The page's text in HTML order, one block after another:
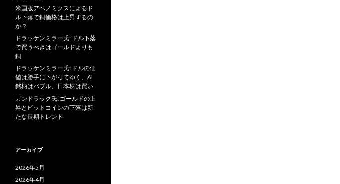
米国版アベノミクスによるド
ル下落で銅価格は上昇するの
か？
ドラッケンミラー氏: ドル下落
で買うべきはゴールドよりも
銅
ドラッケンミラー氏: ドルの価
値は勝手に下がってゆく、AI
銘柄はバブル、日本株は買い
ガンドラック氏: ゴールドの上
昇とビットコインの下落は新
たな長期トレンド
アーカイブ
2026年5月
2026年4月